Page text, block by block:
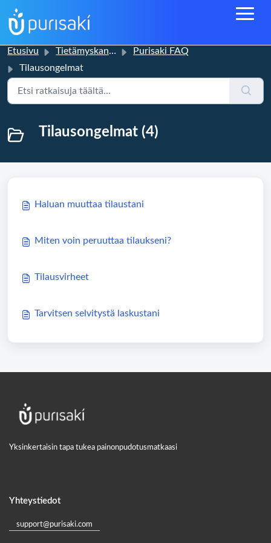
Etusivu Tietämyskanta
Purisaki FAQ
Tilausongelmat
Tilausongelmat (4)
Haluan muuttaa tilaustani
Miten voin peruuttaa tilaukseni?
Tilausvirheet
Tarvitsen selvitystä laskustani
Yksinkertaisin tapa tukea painonpudotusmatkaasi
Yhteystiedot
support@purisaki.com